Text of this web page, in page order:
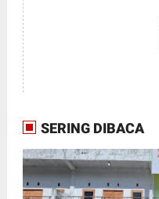
SERING DIBACA